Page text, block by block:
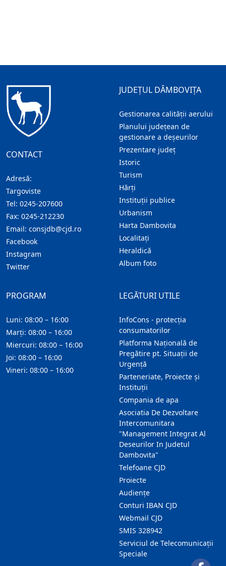
CONTACT
Adresă:
Targoviste
Tel: 0245-207600
Fax: 0245-212230
Email: consjdb@cjd.ro
Facebook
Instagram
Twitter
JUDEȚUL DÂMBOVIȚA
Gestionarea calității aerului
Planului județean de
gestionare a deșeurilor
Prezentare judeţ
Istoric
Turism
Hărţi
Instituţii publice
Urbanism
Harta Dambovita
Localitaţi
Heraldică
Album foto
LEGĂTURI UTILE
InfoCons - protecția
consumatorilor
Platforma Națională de
Pregătire pt. Situații de
Urgență
Parteneriate, Proiecte și
Instituții
Compania de apa
Asociatia De Dezvoltare
Intercomunitara
"Management Integrat Al
Deseurilor In Judetul
Dambovita"
Telefoane CJD
Proiecte
Audienţe
Conturi IBAN CJD
Webmail CJD
SMIS 328942
Serviciul de Telecomunicații
Speciale
PROGRAM
Luni: 08:00 – 16:00
Marți: 08:00 – 16:00
Miercuri: 08:00 – 16:00
Joi: 08:00 – 16:00
Vineri: 08:00 – 16:00